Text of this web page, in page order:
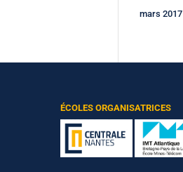
mars 2017
ÉCOLES ORGANISATRICES